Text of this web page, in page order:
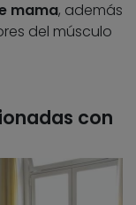
mama, además
del músculo
con